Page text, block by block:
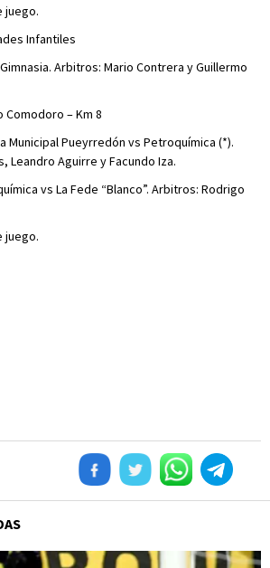
juego.
Infantiles
Arbitros: Mario Contrera y Guillermo
Comodoro – Km 8
Municipal Pueyrredón vs Petroquímica (*).
Leandro Aguirre y Facundo Iza.
vs La Fede “Blanco”. Arbitros: Rodrigo
juego.